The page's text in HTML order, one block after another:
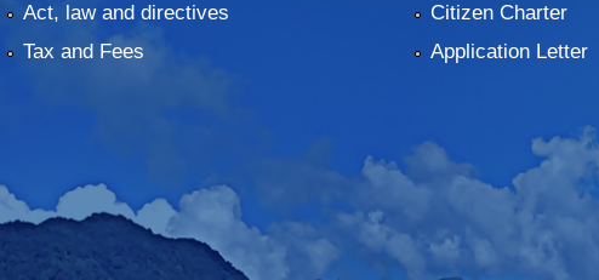
Act, law and directives
Tax and Fees
Citizen Charter
Application Letter